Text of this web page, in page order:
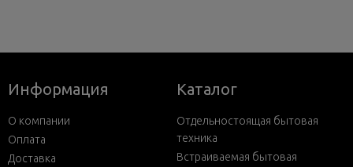
Информация
О компании
Оплата
Доставка
Каталог
Отдельностоящая бытовая
техника
Встраиваемая бытовая